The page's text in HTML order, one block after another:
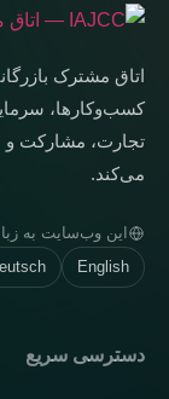
کسب‌وکارها،
تجارت، مشارکت و
می‌کند.
این وب‌سایت به
English
دسترسی سریع